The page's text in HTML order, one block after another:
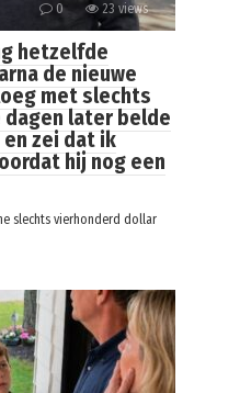
0 23 views
hetzelfde
de nieuwe
met slechts
later belde
zei dat ik
hij nog een
slechts vierhonderd dollar